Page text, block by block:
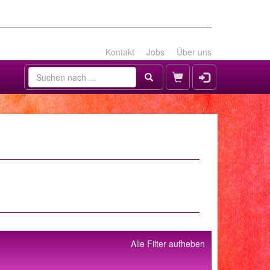
Kontakt Jobs Über uns
Alle Filter aufheben